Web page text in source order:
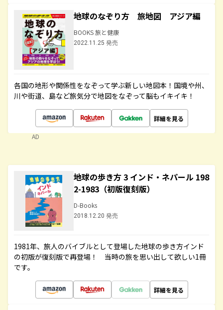
地球のなぞり方 旅地図 アジア編
BOOKS 旅と健康
2022.11.25 発売
各国の地形や関係性をなぞって学ぶ新しい地図本！国境や州、
川や街道、島など旅気分で地図をなぞって脳もイキイキ！
詳細を見る
AD
地球の歩き方 3 インド・ネパール 198
2-1983（初版復刻版）
D-Books
2018.12.20 発売
1981年、旅人のバイブルとして登場した地球の歩き方インド
の初版が復刻版で再登場！ 当時の旅を思い出して欲しい1冊
です。
詳細を見る